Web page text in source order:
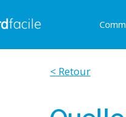
< Retour